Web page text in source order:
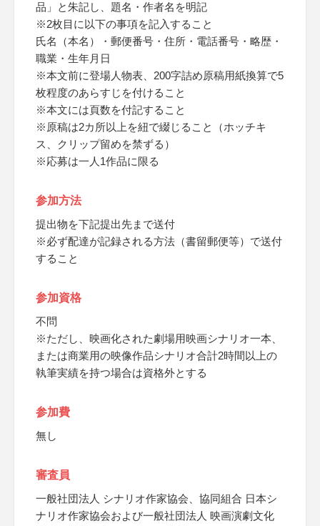
品」と朱記し、題名・作者名を明記
※2枚目に以下の事項を記入すること
氏名（本名）・郵便番号・住所・電話番号・略歴・
職業・生年月日
※本文前に登場人物表、200字詰め原稿用紙換算で5
枚程度のあらすじを付けること
※本文には頁数を付記すること
※原稿は2カ所以上を紐で綴じること（ホッチキ
ス、クリップ留めを禁ずる）
※応募は一人1作品に限る
参加方法
提出物を下記提出先まで送付
※必ず配達が記録される方法（書留郵便等）で送付
すること
参加資格
不問
※ただし、映画化された劇場用映画シナリオ一本、
または商業用の映像作品シナリオ合計2時間以上の
執筆実績を持つ場合は資格外とする
参加費
無し
審査員
一般社団法人 シナリオ作家協会、協同組合 日本シ
ナリオ作家協会および一般社団法人 映画演劇文化